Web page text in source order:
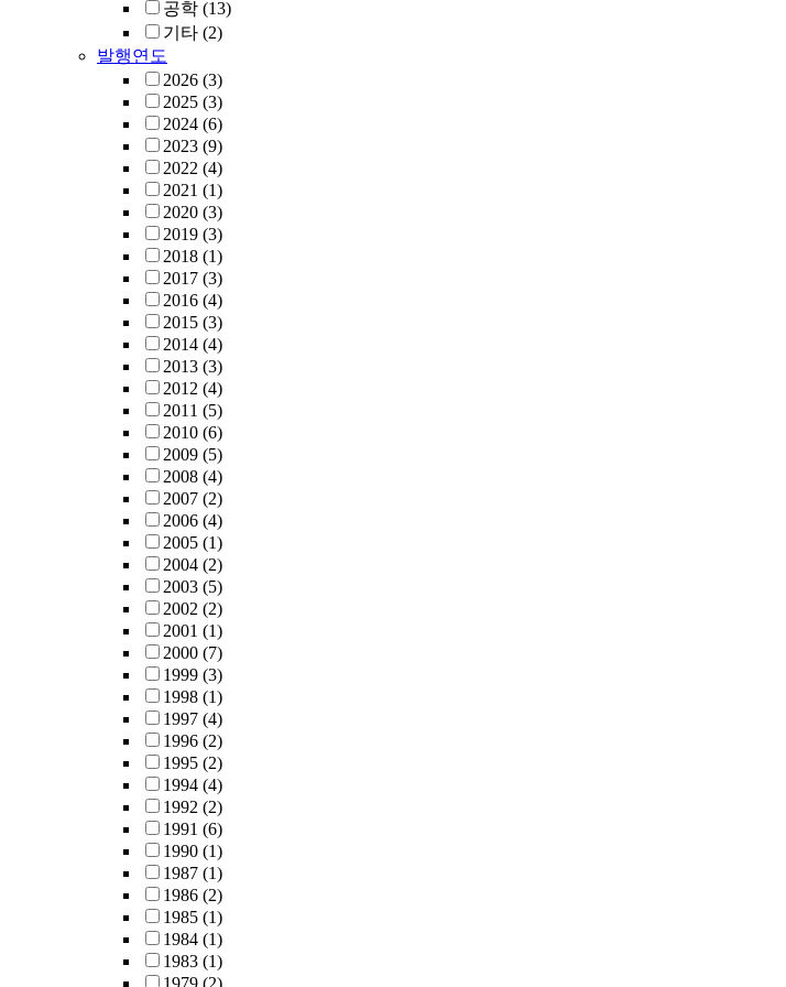
공학 (13)
기타 (2)
발행연도
2026 (3)
2025 (3)
2024 (6)
2023 (9)
2022 (4)
2021 (1)
2020 (3)
2019 (3)
2018 (1)
2017 (3)
2016 (4)
2015 (3)
2014 (4)
2013 (3)
2012 (4)
2011 (5)
2010 (6)
2009 (5)
2008 (4)
2007 (2)
2006 (4)
2005 (1)
2004 (2)
2003 (5)
2002 (2)
2001 (1)
2000 (7)
1999 (3)
1998 (1)
1997 (4)
1996 (2)
1995 (2)
1994 (4)
1992 (2)
1991 (6)
1990 (1)
1987 (1)
1986 (2)
1985 (1)
1984 (1)
1983 (1)
1979 (2)